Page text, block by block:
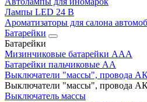
Лампы LED 24 B
Ароматизаторы для салона
Батарейки
Батарейки
Мизинчиковые батарейки AAA
Батарейки пальчиковые АА
Выключатели "массы", провода
Выключатели "массы", провода
Выключатель массы